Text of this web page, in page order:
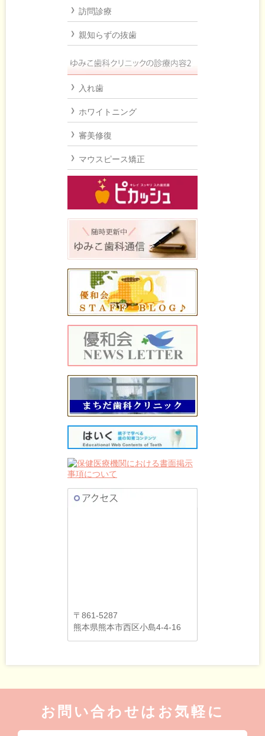
訪問診療
親知らずの抜歯
入れ歯
ホワイトニング
審美修復
マウスピース矯正
〒861-5287
熊本県熊本市西区小島4-4-16
お問い合わせはお気軽に